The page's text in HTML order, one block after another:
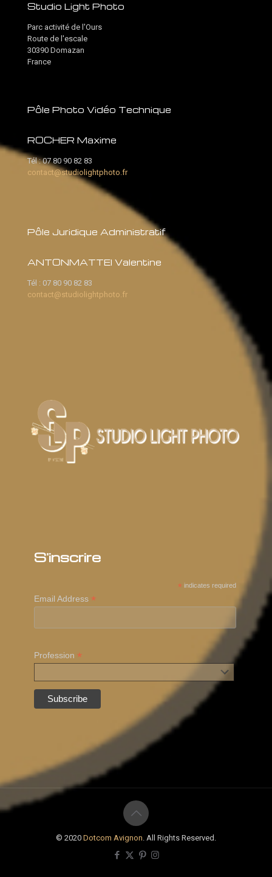
Studio Light Photo
Parc activité de l'Ours
Route de l'escale
30390 Domazan
France
Pôle Photo Vidéo Technique
ROCHER Maxime
Tél :07 80 90 82 83
contact@studiolightphoto.fr
Pôle Juridique Administratif
ANTONMATTEI Valentine
Tél : 07 80 90 82 83
contact@studiolightphoto.fr
S'inscrire
* indicates required
Email Address *
Profession *
© 2020 Dotcom Avignon . All Rights Reserved.